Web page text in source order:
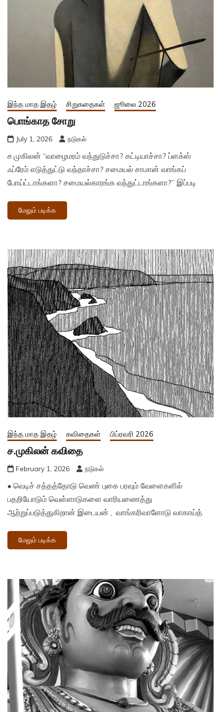
இந்த மாத இதழ் சிறுகதைகள் ஜூலை 2026
பொங்காத சோறு
July 1, 2026 நடுகல்
ச.முகிலன் “வாழைமரம் வந்துடுச்சா? கட்டியாச்சா? ப்ளக்ஸ்
ஃப்ரேம் எடுத்துட்டு வந்தாச்சா? சமையல் சாமான் வாங்கப்
போய்ட்டாங்களா? சமையல்காரங்க வந்துட்டாங்களா?” இப்படி
மேலும் படிக்க
இந்த மாத இதழ் கவிதைகள் பிப்ரவரி 2026
ச.முகிலன் கவிதை
February 1, 2026 நடுகல்
• வெடிச் சத்தத்தோடு வெண் புகை பரவும் வேளைகளில்
பதறியோடும் வெள்ளாடுகளை வாரியணைத்து
ஆற்றுப்படுத்துகிறான் இடையன் , வாங்கரிவாளோடு வாகாய்த்
மேலும் படிக்க